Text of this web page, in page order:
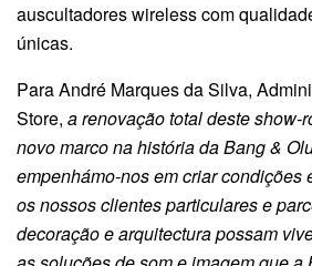
auscultadores wireless com
únicas.
Para André Marques da Silva,
Store, a renovação total deste show-
novo marco na história da Bang &
empenhámo-nos em criar condições
os nossos clientes particulares e
decoração e arquitectura possam